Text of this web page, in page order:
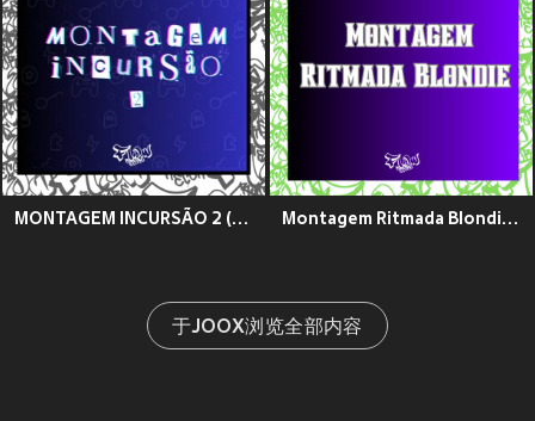
MONTAGEM INCURSÃO 2 (Explicit) Montagem Ritmada Blondie (Explicit)
于JOOX浏览全部内容